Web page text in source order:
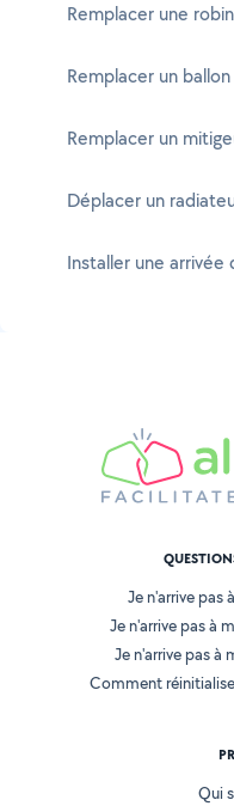
Remplacer une
Remplacer un
Remplacer un
Déplacer un
Installer une arrivée
Je n'arrive pas
Je n'arrive pas à
Je n'arrive pas à
Comment
Qui